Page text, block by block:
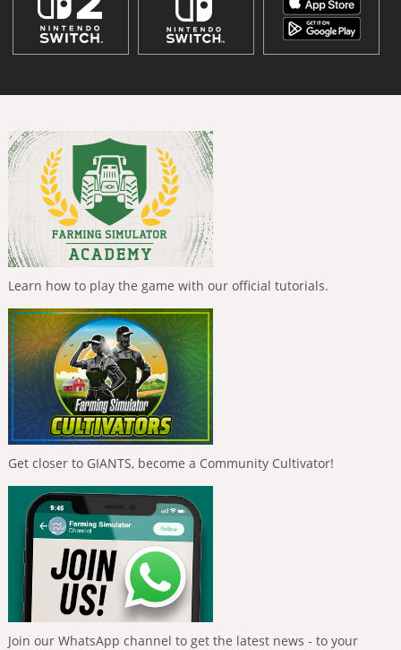
Learn how to play the game with our official tutorials.
Get closer to GIANTS, become a Community Cultivator!
Join our WhatsApp channel to get the latest news - to your